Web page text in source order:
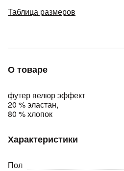
Таблица размеров
О товаре
футер велюр эффект
20 % эластан,
80 % хлопок
Характеристики
Пол
об оплате Плайтом
недели